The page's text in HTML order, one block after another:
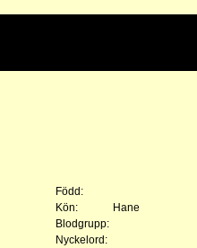
Född:
Kön:
Hane
Blodgrupp:
Nyckelord: